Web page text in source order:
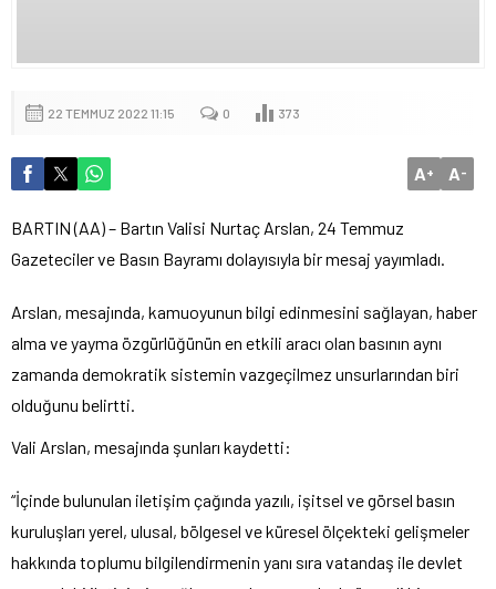
22 TEMMUZ 2022 11:15 0 373
A+ A-
BARTIN (AA) – Bartın Valisi Nurtaç Arslan, 24 Temmuz
Gazeteciler ve Basın Bayramı dolayısıyla bir mesaj yayımladı.
Arslan, mesajında, kamuoyunun bilgi edinmesini sağlayan, haber
alma ve yayma özgürlüğünün en etkili aracı olan basının aynı
zamanda demokratik sistemin vazgeçilmez unsurlarından biri
olduğunu belirtti.
Vali Arslan, mesajında şunları kaydetti:
“İçinde bulunulan iletişim çağında yazılı, işitsel ve görsel basın
kuruluşları yerel, ulusal, bölgesel ve küresel ölçekteki gelişmeler
hakkında toplumu bilgilendirmenin yanı sıra vatandaş ile devlet